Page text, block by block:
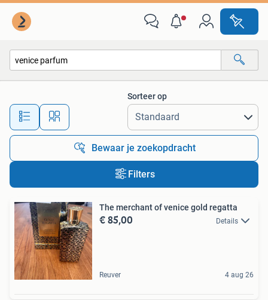
Alle afstanden…
Sorteer op
Bewaar je zoekopdracht
Filters
The merchant of venice gold regatta
€ 85,00 Details
Reuver 4 aug 26